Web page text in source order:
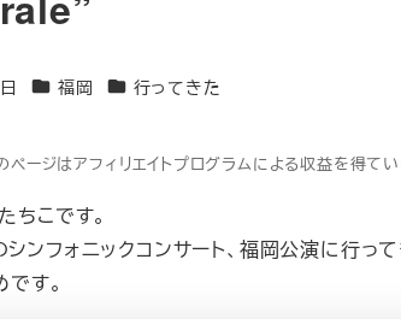
カテゴリー
福岡 カテゴリー
行ってきた
ージはアフィリエイトプログラムによる収益を得てい
ちこです。
ンフォニックコンサート、福岡公演に行って
す。